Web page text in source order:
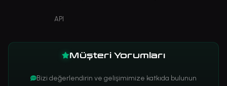
API
Müşteri Yorumları
Bizi değerlendirin ve gelişimimize katkıda bulunun